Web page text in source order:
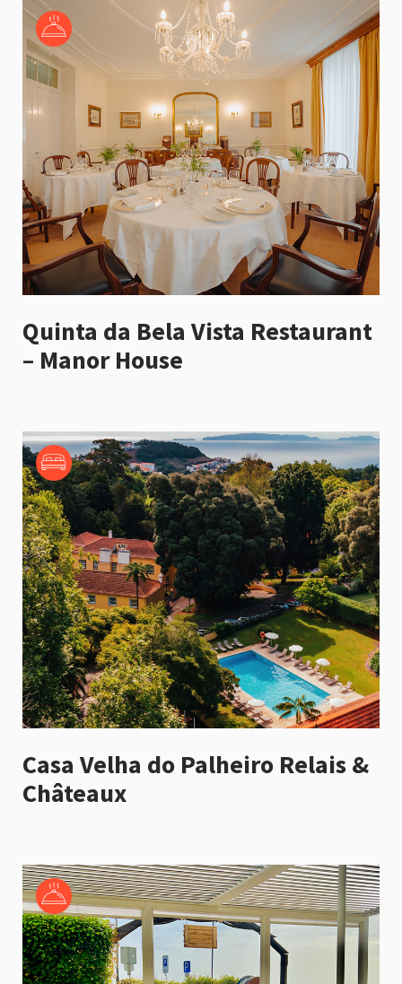
Quinta da Bela Vista Restaurant
– Manor House
Casa Velha do Palheiro Relais &
Châteaux